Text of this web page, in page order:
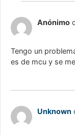
Anónimo
Tengo un
es de mcu y se
Unknown